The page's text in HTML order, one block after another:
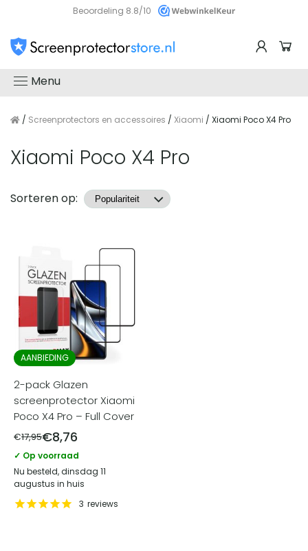
Beoordeling 8.8/10
Menu
/ Screenprotectors en accessoires / Xiaomi / Xiaomi Poco X4 Pro
Xiaomi Poco X4 Pro
Producten
Sorteren op:
AANBIEDING
2-pack Glazen
screenprotector Xiaomi
Poco X4 Pro – Full Cover
€17,95€8,76
✓ Op voorraad
Nu besteld, dinsdag 11
augustus in huis
3 reviews